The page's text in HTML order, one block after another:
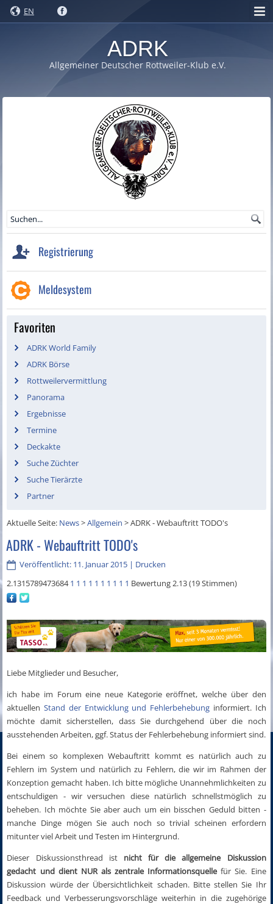
EN
ADRK
Allgemeiner Deutscher Rottweiler-Klub e.V.
Registrierung
Meldesystem
Favoriten
ADRK World Family
ADRK Börse
Rottweilervermittlung
Panorama
Ergebnisse
Termine
Deckakte
Suche Züchter
Suche Tierärzte
Partner
Aktuelle Seite: News>Allgemein >ADRK - Webauftritt TODO's
ADRK - Webauftritt TODO's
Veröffentlicht: 11. Januar 2015 | Drucken
2.13157894736841 1 1 1 1 1 1 1 1 1 Bewertung 2.13 (19 Stimmen)
Liebe Mitglieder und Besucher,
ich habe im Forum eine neue Kategorie eröffnet, welche über den
aktuellenStand der Entwicklung und Fehlerbehebung informiert. Ich
möchte damit sicherstellen, dass Sie durchgehend über die noch
ausstehenden Arbeiten, ggf. Status der Fehlerbehebung informiert sind.
Bei einem so komplexen Webauftritt kommt es natürlich auch zu
Fehlern im System und natürlich zu Fehlern, die wir im Rahmen der
Konzeption gemacht haben. Ich bitte mögliche Unannehmlichkeiten zu
entschuldigen - wir versuchen diese natürlich schnellstmöglich zu
beheben. Ich möchte Sie aber auch um ein bisschen Geduld bitten -
manche Dinge mögen Sie auch noch so trivial scheinen erfordern
mitunter viel Arbeit und Testen im Hintergrund.
Dieser Diskussionsthread ist nicht für die allgemeine Diskussion
gedacht und dient NUR als zentrale Informationsquellefür Sie. Eine
Diskussion würde der Übersichtlichkeit schaden. Bitte stellen Sie Ihr
Feedback und Verbesserungsvorschläge weiterhin in die zugehörige